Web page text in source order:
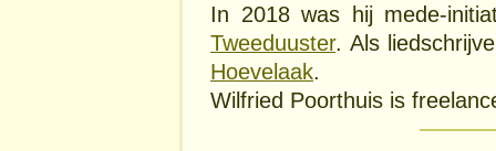
In 2018 was hij mede-
Tweeduuster. Als
Hoevelaak.
Wilfried Poorthuis is